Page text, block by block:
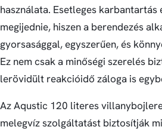
használata. Esetleges karbantartás
megijednie, hiszen a berendezés
gyorsasággal, egyszerűen, és
Ez nem csak a minőségi szerelés
lerövidült reakcióidő záloga is
Az Aqustic 120 literes
melegvíz szolgáltatást biztosítják